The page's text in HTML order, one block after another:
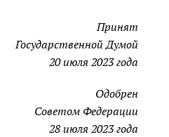
Принят
Государственной Думой
20 июля 2023 года
Одобрен
Советом Федерации
28 июля 2023 года